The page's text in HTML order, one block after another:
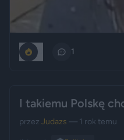
1
I takiemu Polskę
przez Judazs — 1 rok temu